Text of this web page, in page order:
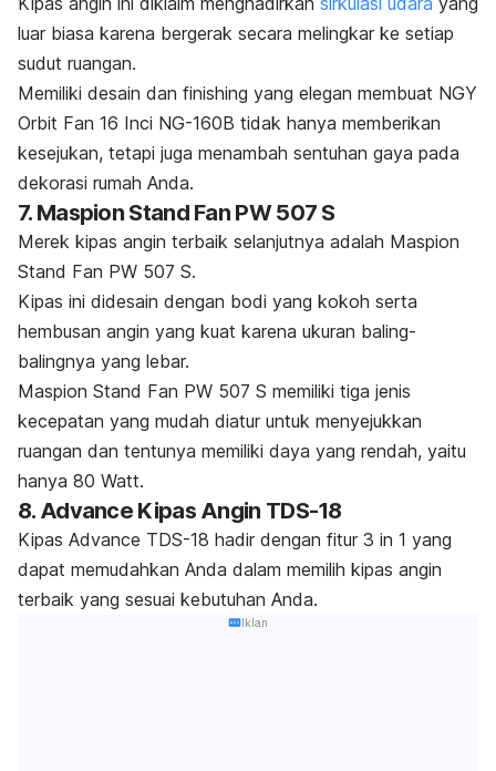
luar biasa karena bergerak secara melingkar ke setiap
sudut ruangan.
Memiliki desain dan finishing yang elegan membuat NGY
Orbit Fan 16 Inci NG-160B tidak hanya memberikan
kesejukan, tetapi juga menambah sentuhan gaya pada
dekorasi rumah Anda.
7. Maspion Stand Fan PW 507 S
Merek kipas angin terbaik selanjutnya adalah Maspion
Stand Fan PW 507 S.
Kipas ini didesain dengan bodi yang kokoh serta
hembusan angin yang kuat karena ukuran baling-
balingnya yang lebar.
Maspion Stand Fan PW 507 S memiliki tiga jenis
kecepatan yang mudah diatur untuk menyejukkan
ruangan dan tentunya memiliki daya yang rendah, yaitu
hanya 80 Watt.
8. Advance Kipas Angin TDS-18
Kipas Advance TDS-18 hadir dengan fitur 3 in 1 yang
dapat memudahkan Anda dalam memilih kipas angin
terbaik yang sesuai kebutuhan Anda.
Iklan